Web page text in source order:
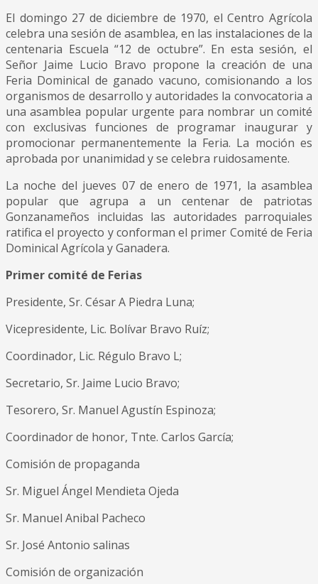
El domingo 27 de diciembre de 1970, el Centro Agrícola
celebra una sesión de asamblea, en las instalaciones de la
centenaria Escuela “12 de octubre”. En esta sesión, el
Señor Jaime Lucio Bravo propone la creación de una
Feria Dominical de ganado vacuno, comisionando a los
organismos de desarrollo y autoridades la convocatoria a
una asamblea popular urgente para nombrar un comité
con exclusivas funciones de programar inaugurar y
promocionar permanentemente la Feria. La moción es
aprobada por unanimidad y se celebra ruidosamente.
La noche del jueves 07 de enero de 1971, la asamblea
popular que agrupa a un centenar de patriotas
Gonzanameños incluidas las autoridades parroquiales
ratifica el proyecto y conforman el primer Comité de Feria
Dominical Agrícola y Ganadera.
Primer comité de Ferias
Presidente, Sr. César A Piedra Luna;
Vicepresidente, Lic. Bolívar Bravo Ruíz;
Coordinador, Lic. Régulo Bravo L;
Secretario, Sr. Jaime Lucio Bravo;
Tesorero, Sr. Manuel Agustín Espinoza;
Coordinador de honor, Tnte. Carlos García;
Comisión de propaganda
Sr. Miguel Ángel Mendieta Ojeda
Sr. Manuel Anibal Pacheco
Sr. José Antonio salinas
Comisión de organización